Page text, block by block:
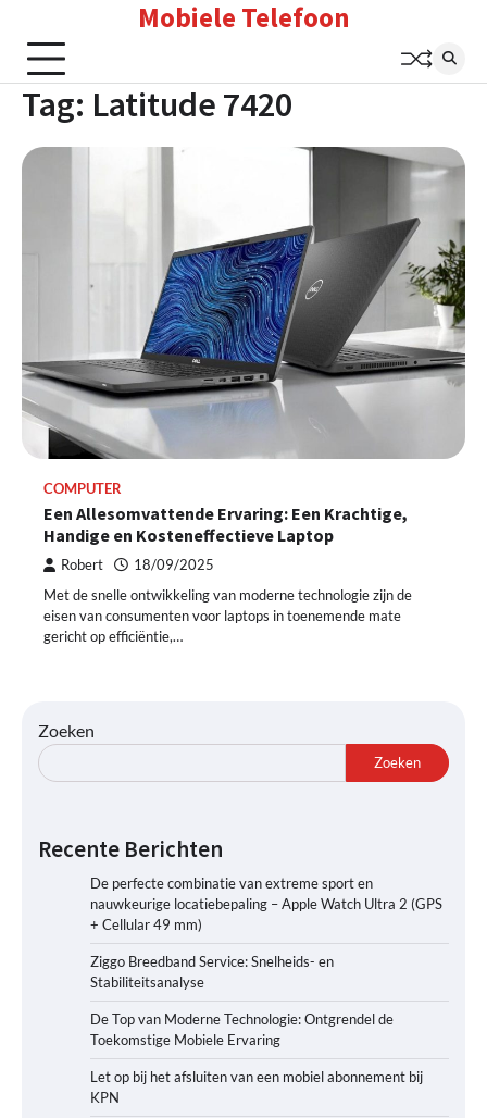
content
Mobiele Telefoon
Tag: Latitude 7420
COMPUTER
Een Allesomvattende Ervaring: Een Krachtige,
Handige en Kosteneffectieve Laptop
Robert 18/09/2025
Met de snelle ontwikkeling van moderne technologie zijn de
eisen van consumenten voor laptops in toenemende mate
gericht op efficiëntie,…
Zoeken
Zoeken
Recente Berichten
De perfecte combinatie van extreme sport en
nauwkeurige locatiebepaling – Apple Watch Ultra 2 (GPS
+ Cellular 49 mm)
Ziggo Breedband Service: Snelheids- en
Stabiliteitsanalyse
De Top van Moderne Technologie: Ontgrendel de
Toekomstige Mobiele Ervaring
Let op bij het afsluiten van een mobiel abonnement bij
KPN